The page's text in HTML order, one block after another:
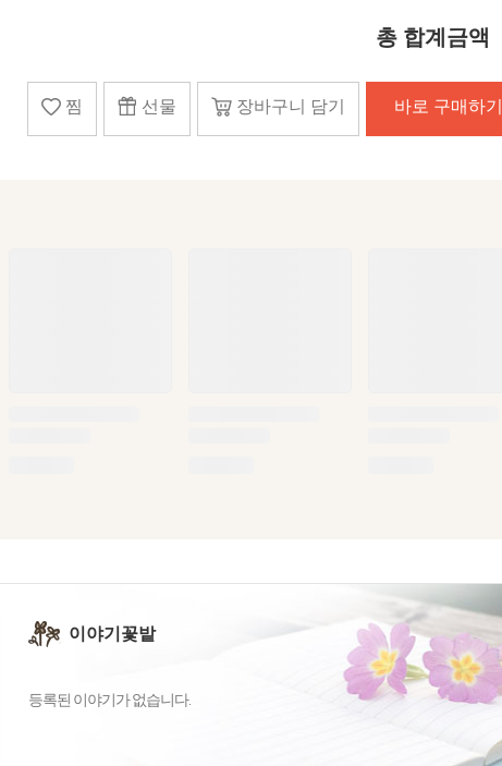
총 합계금액
찜 선물 장바구니 담기 바로 구매하기
이야기꽃밭
등록된 이야기가 없습니다.